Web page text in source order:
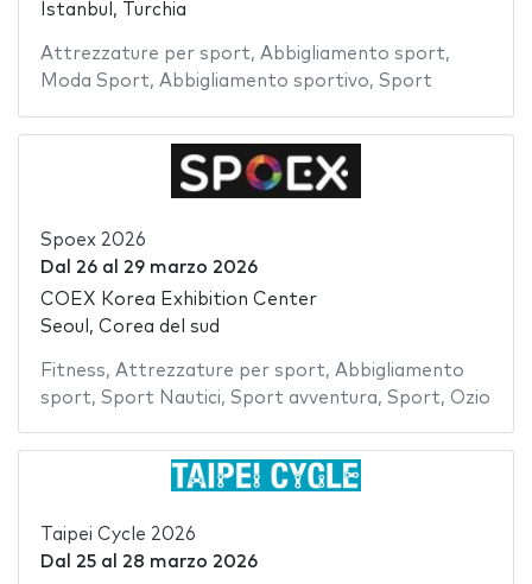
Istanbul, Turchia
Attrezzature per sport, Abbigliamento sport,
Moda Sport, Abbigliamento sportivo, Sport
Spoex 2026
Dal 26al 29 marzo 2026
COEX Korea Exhibition Center
Seoul, Corea del sud
Fitness, Attrezzature per sport, Abbigliamento
sport, Sport Nautici, Sport avventura, Sport, Ozio
Taipei Cycle 2026
Dal 25al 28 marzo 2026